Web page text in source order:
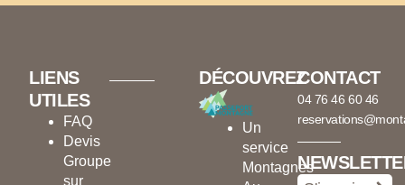
LIENS
UTILES
FAQ
Devis
Groupe
sur
DÉCOUVREZ
Un
service
Montagnes
CONTACT
04 76 46 60 46